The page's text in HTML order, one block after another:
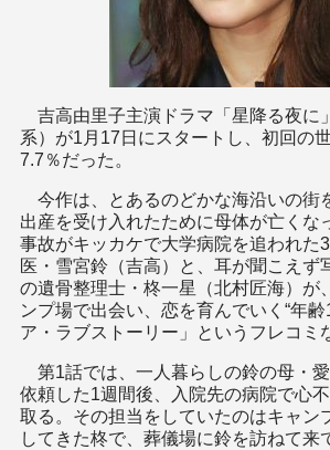
吉高由里子主演ドラマ「星降る夜に
系）が1月17日にスタートし、初回の
7.7％だった。
今作は、とあるのどかな海沿いの街
出産を受け入れたために母体が亡くな
事故がキッカケで大学病院を追われた
医・雪宮鈴（吉高）と、耳が聞こえず
の遺骨整理士・柊一星（北村匠海）が
ンプ場で出会い、恋を育んでいく“年齢
ア・ラブストーリー」というフレコ
第1話では、一人暮らしの鈴の母・
依頼した1週間後、入院先の病院で心
取る。その担当をしていたのはキャン
してきた柊で、葬儀場に鈴を訪ねて来